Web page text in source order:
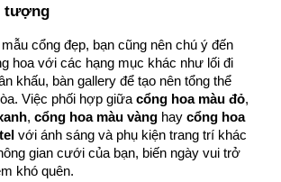
tượng
cổng đẹp, bạn cũng nên chú ý đến
hoa với các hạng mục khác như lối đi
khấu, bàn gallery để tạo nên tổng thể
Việc phối hợp giữacổng hoa màu đỏ,
,cổng hoa màu vàng haycổng hoa
với ánh sáng và phụ kiện trang trí khác
gian cưới của bạn, biến ngày vui trở
khó quên.